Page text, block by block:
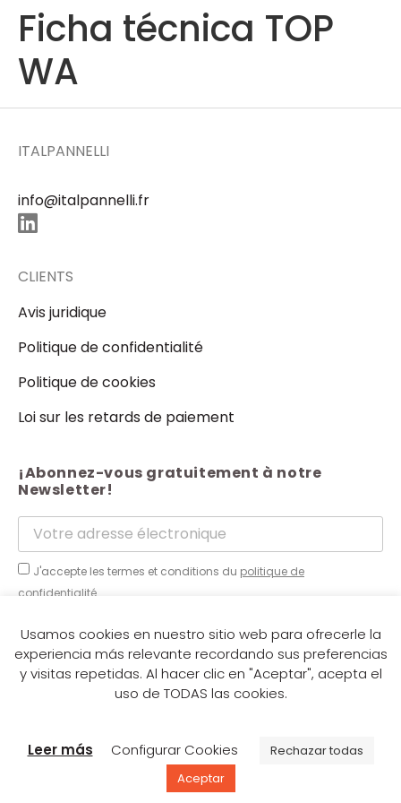
Ficha técnica TOP
WA
ITALPANNELLI
info@italpannelli.fr
CLIENTS
Avis juridique
Politique de confidentialité
Politique de cookies
Loi sur les retards de paiement
¡Abonnez-vous gratuitement à notre
Newsletter!
J'accepte les termes et conditions du politique de
confidentialité.
Envoyer
Usamos cookies en nuestro sitio web para ofrecerle la
experiencia más relevante recordando sus preferencias
y visitas repetidas. Al hacer clic en "Aceptar", acepta el
uso de TODAS las cookies.
Leer más Configurar Cookies
Rechazar todas
Aceptar